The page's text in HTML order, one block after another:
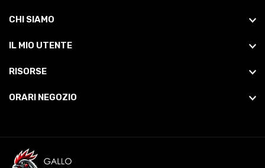
CHI SIAMO
IL MIO UTENTE
RISORSE
ORARI NEGOZIO